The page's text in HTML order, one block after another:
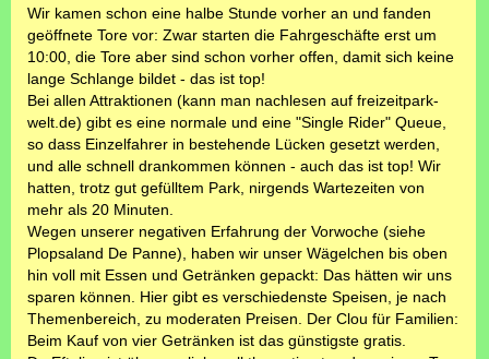
Wir kamen schon eine halbe Stunde vorher an und fanden
geöffnete Tore vor: Zwar starten die Fahrgeschäfte erst um
10:00, die Tore aber sind schon vorher offen, damit sich keine
lange Schlange bildet - das ist top!
Bei allen Attraktionen (kann man nachlesen auf freizeitpark-
welt.de) gibt es eine normale und eine "Single Rider" Queue,
so dass Einzelfahrer in bestehende Lücken gesetzt werden,
und alle schnell drankommen können - auch das ist top! Wir
hatten, trotz gut gefülltem Park, nirgends Wartezeiten von
mehr als 20 Minuten.
Wegen unserer negativen Erfahrung der Vorwoche (siehe
Plopsaland De Panne), haben wir unser Wägelchen bis oben
hin voll mit Essen und Getränken gepackt: Das hätten wir uns
sparen können. Hier gibt es verschiedenste Speisen, je nach
Themenbereich, zu moderaten Preisen. Der Clou für Familien:
Beim Kauf von vier Getränken ist das günstigste gratis.